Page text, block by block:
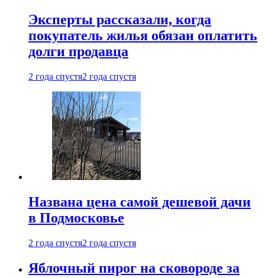
Эксперты рассказали, когда
покупатель жилья обязан оплатить
долги продавца
2 года спустя2 года спустя
Названа цена самой дешевой дачи
в Подмосковье
2 года спустя2 года спустя
Яблочный пирог на сковороде за